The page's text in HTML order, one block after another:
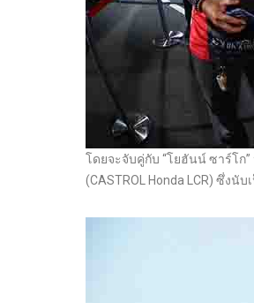
โดยจะจับคู่กับ “โยฮันน์ ซาร์โก
(CASTROL Honda LCR) ซึ่ง